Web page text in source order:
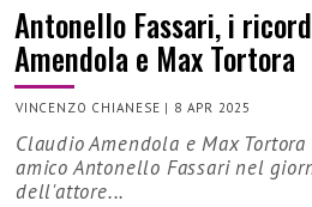
Antonello Fassari, i
Amendola e Max Tortora
VINCENZO CHIANESE | 8 APR 2025
Claudio Amendola e Max
amico Antonello Fassari nel
dell'attore...